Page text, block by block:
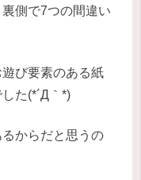
側で7つの間違い
び要素のある紙
た(*´Д｀*)
からだと思うの